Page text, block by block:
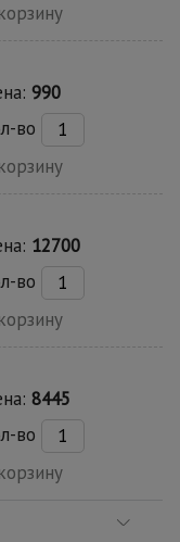
990
во
12700
во
8445
во